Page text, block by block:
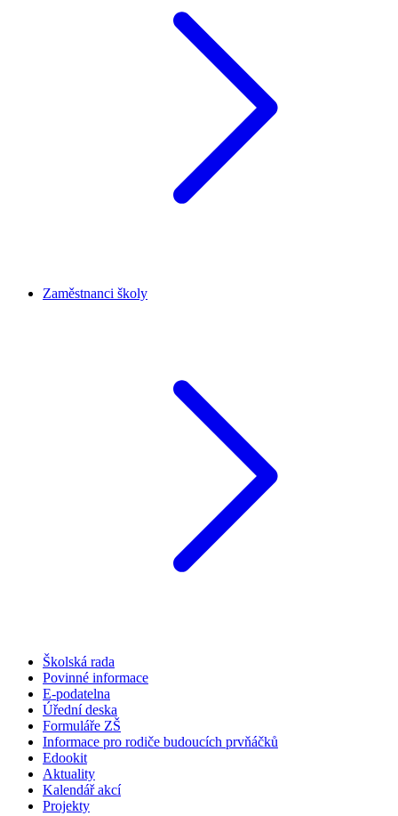
Zaměstnanci školy
Školská rada
Povinné informace
E-podatelna
Úřední deska
Formuláře ZŠ
Informace pro rodiče budoucích prvňáčků
Edookit
Aktuality
Kalendář akcí
Projekty